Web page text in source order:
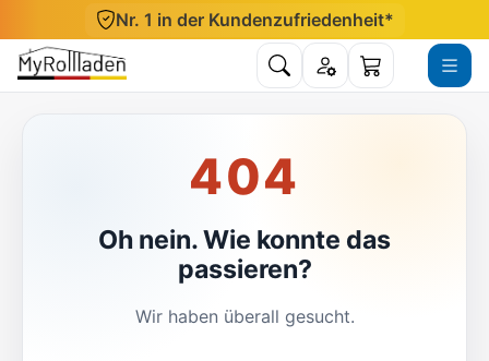
Direkt zum InhaltNr. 1 in der Kundenzufriedenheit*
Suche öffnen
Konto WarenkorbMenü
404
Oh nein. Wie konnte das
passieren?
Wir haben überall gesucht.